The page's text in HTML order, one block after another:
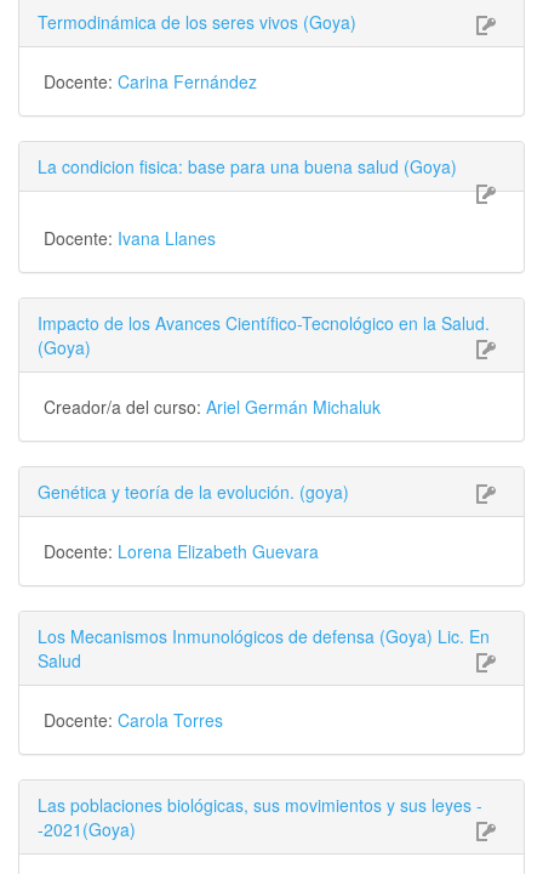
Termodinámica de los seres vivos (Goya)
Docente: Carina Fernández
La condicion fisica: base para una buena salud (Goya)
Docente: Ivana Llanes
Impacto de los Avances Científico-Tecnológico en la Salud.
(Goya)
Creador/a del curso: Ariel Germán Michaluk
Genética y teoría de la evolución. (goya)
Docente: Lorena Elizabeth Guevara
Los Mecanismos Inmunológicos de defensa (Goya) Lic. En
Salud
Docente: Carola Torres
Las poblaciones biológicas, sus movimientos y sus leyes -
-2021(Goya)